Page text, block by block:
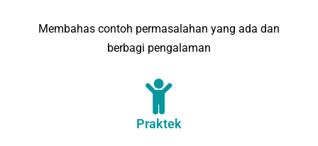
Membahas contoh permasalahan yang ada dan
berbagi pengalaman
Praktek